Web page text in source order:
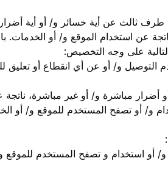
طرف ثالث عن أية خسائر و/ أو أية
عن استخدام الموقع و/ أو الخدمات.
على وجه التخصيص:
التوصيل و/ أو عن أي انقطاع أو تعليق
أضرار مباشرة و/ أو غير مباشرة، ناتجة
و/ أو تصفح المستخدم للموقع و/ أو
أو استخدام و تصفح المستخدم للموقع